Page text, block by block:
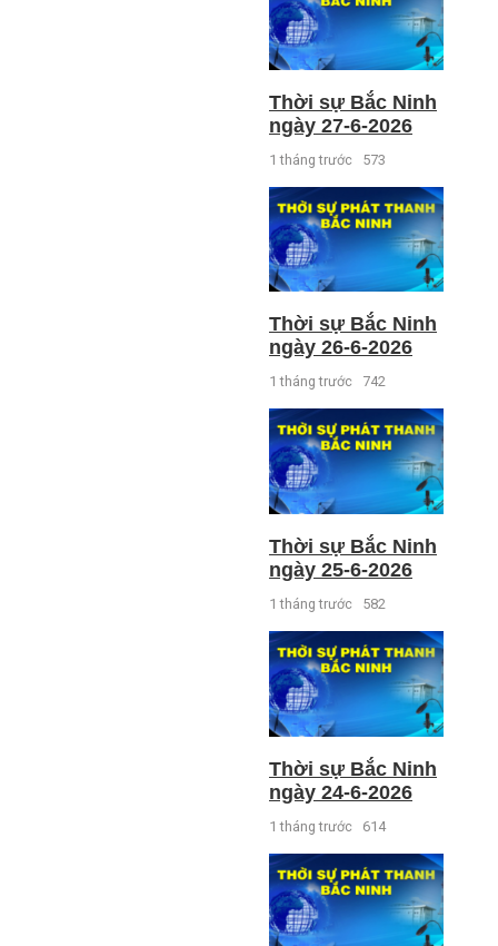
Thời sự Bắc Ninh
ngày 27-6-2026
1 tháng trước 573
Thời sự Bắc Ninh
ngày 26-6-2026
1 tháng trước 742
Thời sự Bắc Ninh
ngày 25-6-2026
1 tháng trước 582
Thời sự Bắc Ninh
ngày 24-6-2026
1 tháng trước 614